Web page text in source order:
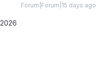
Forum|Forum|15 days ago